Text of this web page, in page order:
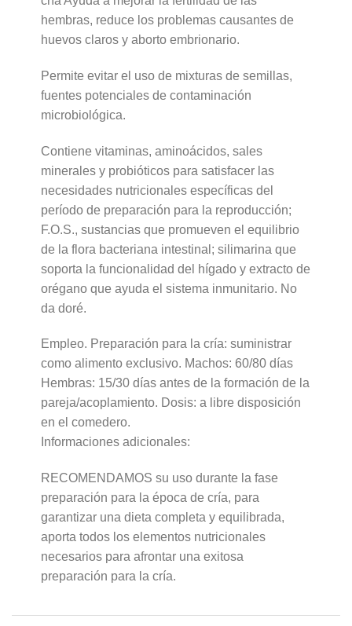
hembras, reduce los problemas causantes de
huevos claros y aborto embrionario.
Permite evitar el uso de mixturas de semillas,
fuentes potenciales de contaminación
microbiológica.
Contiene vitaminas, aminoácidos, sales
minerales y probióticos para satisfacer las
necesidades nutricionales específicas del
período de preparación para la reproducción;
F.O.S., sustancias que promueven el equilibrio
de la flora bacteriana intestinal; silimarina que
soporta la funcionalidad del hígado y extracto de
orégano que ayuda el sistema inmunitario. No
da doré.
Empleo. Preparación para la cría: suministrar
como alimento exclusivo. Machos: 60/80 días
Hembras: 15/30 días antes de la formación de la
pareja/acoplamiento. Dosis: a libre disposición
en el comedero.
Informaciones adicionales:
RECOMENDAMOS su uso durante la fase
preparación para la época de cría, para
garantizar una dieta completa y equilibrada,
aporta todos los elementos nutricionales
necesarios para afrontar una exitosa
preparación para la cría.